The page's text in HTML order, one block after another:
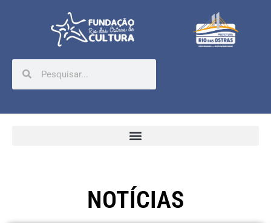
NOTÍCIAS